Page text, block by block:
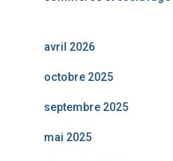
avril 2026
octobre 2025
septembre 2025
mai 2025